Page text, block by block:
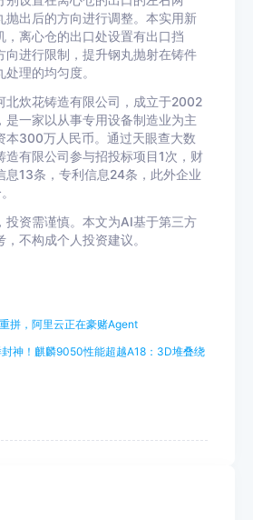
抛出后的方向进行调整。本实用新
，离心仓的出口处设置有出口挡
向进行限制，提升钢丸抛射在铸件
处理的均匀度。
北炊花铸造有限公司，成立于2002
是一家以从事专用设备制造业为主
本300万人民币。通过天眼查大数
造有限公司参与招投标项目1次，财
息13条，专利信息24条，此外企业
投资需谨慎。本文为AI基于第三方
不构成个人投资建议。
拼，阿里云正在豪赌Agent
神！麒麟9050性能超越A18：3D堆叠绕